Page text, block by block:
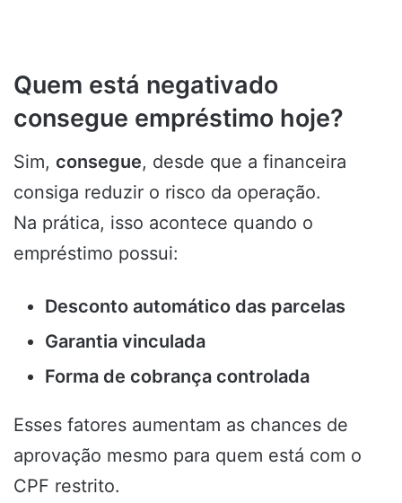
Quem está negativado
consegue empréstimo hoje?
Sim, consegue, desde que a financeira
consiga reduzir o risco da operação.
Na prática, isso acontece quando o
empréstimo possui:
Desconto automático das parcelas
Garantia vinculada
Forma de cobrança controlada
Esses fatores aumentam as chances de
aprovação mesmo para quem está com o
CPF restrito.